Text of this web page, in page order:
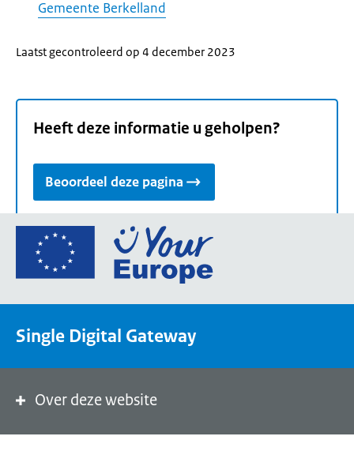
Gemeente Berkelland
Laatst gecontroleerd op 4 december 2023
Heeft deze informatie u geholpen?
Beoordeel deze pagina
Ga
de
een
de
Single Digital Gateway
Over deze website